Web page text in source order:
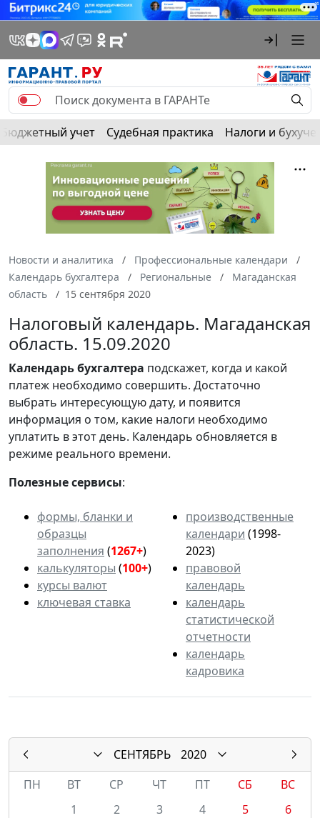
Бюджетный учет Судебная практика Налоги и
Новости и аналитика
Профессиональные календари
Календарь бухгалтера
Региональные
Магаданская
область
15 сентября 2020
Налоговый календарь. Магаданская
область. 15.09.2020
Календарьбухгалтера подскажет, когда и какой
платеж необходимо совершить. Достаточно
выбрать интересующую дату, и появится
информация о том, какие налоги необходимо
уплатить в этот день. Календарь обновляется в
режиме реального времени.
Полезные сервисы:
формы, бланки и
образцы
заполнения (1267+)
калькуляторы (100+)
курсы валют
ключевая ставка
производственные
календари (1998-
2023)
правовой
календарь
календарь
статистической
отчетности
календарь
кадровика
СЕНТЯБРЬ
2020
ПН
ВТ СР ЧТ ПТ СБ
ВС
1
2 3 4 5
6